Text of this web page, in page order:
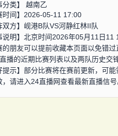
分类】 越南乙
时间】2026-05-11 17:00
双方】 岘港B队VS河静红林II队
说明】北京时间2026年05月11日
的朋友可以提前收藏本页面以免错
播的近期比赛列表以及两队历史交
提示】部分比赛将在赛前更新，可
，请进入24直播网查看最新直播信号